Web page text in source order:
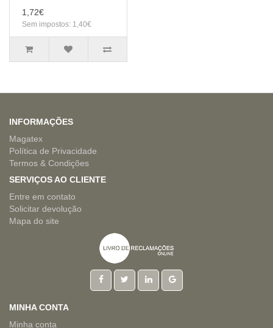
1,72€
Sem impostos: 1,40€
INFORMAÇÕES
Magatex
Política de Privacidade
Termos & Condições
SERVIÇOS AO CLIENTE
Entre em contato
Solicitar devolução
Mapa do site
MINHA CONTA
Minha conta